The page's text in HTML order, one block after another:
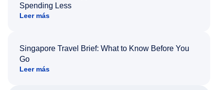
Spending Less
Leer más
Singapore Travel Brief: What to Know Before You
Go
Leer más